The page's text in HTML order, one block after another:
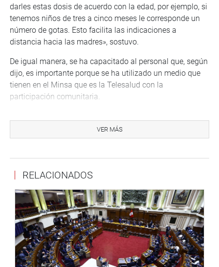
darles estas dosis de acuerdo con la edad, por ejemplo, si
tenemos niños de tres a cinco meses le corresponde un
número de gotas. Esto facilita las indicaciones a
distancia hacia las madres», sostuvo.
De igual manera, se ha capacitado al personal que, según
dijo, es importante porque se ha utilizado un medio que
tienen en el Minsa que es la Telesalud con la
participación comunitaria.
Coordinadora Nacional de Inversión en la Infancia,
Salvador Herencia, quien pidió a la comisión que sea
existe más de 3 a 4 millones de pobres en el país entre el
OFICINA DE COMUNICACIONES
VER MÁS
RELACIONADOS